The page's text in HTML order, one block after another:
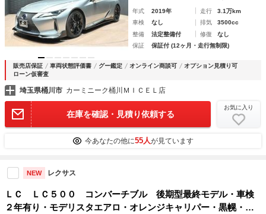
年式 2019年 走行
3.1万km
車検
なし 排気
3500cc
整備
法定整備付 修復
なし
保証
保証付 (12ヶ月・走行無制限)
販売店保証 車両状態評価書 グー鑑定 オンライン商談可
オプション見積り可
ローン仮審査
埼玉県桶川市 カーミニーク桶川ＭＩＣＥＬ店
在庫を確認・見積り依頼する
お気に入り
今あなたの他に55人が見ています
NEW レクサス
ＬＣ ＬＣ５００ コンバーチブル 後期型最終モデル・車検
２年有り・モデリスタエアロ・オレンジキャリパー・黒幌・オ